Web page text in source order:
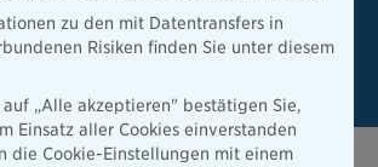
Versicherung
zu den mit Datentransfers in
Risiken finden Sie unter diesem
„Alle akzeptieren" bestätigen Sie,
Einsatz aller Cookies einverstanden
die Cookie-Einstellungen mit einem